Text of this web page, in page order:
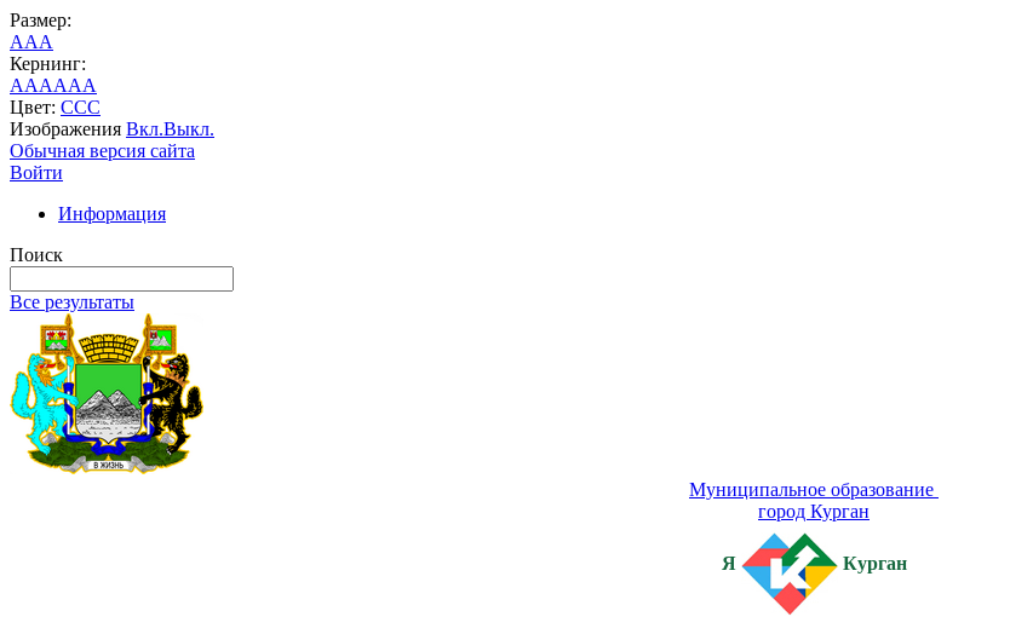
Размер:
AAA
Кернинг:
AAAAAA
Цвет: CCC
Изображения Вкл.Выкл.
Обычная версия сайта
Войти
Информация
Поиск
Все результаты
Муниципальное образование
город Курган
Я Курган